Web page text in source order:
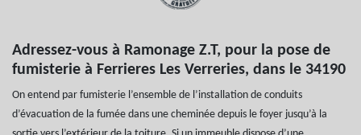
Adressez-vous à Ramonage Z.T, pour la pose de
fumisterie à Ferrieres Les Verreries, dans le 34190
On entend par fumisterie l’ensemble de l’installation de conduits
d’évacuation de la fumée dans une cheminée depuis le foyer jusqu’à la